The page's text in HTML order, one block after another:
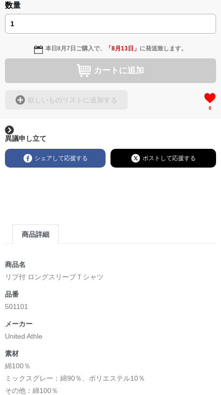
数量
本日8月7日 ご購入で、 「8月13日 」 に発送致します。
カートに追加
欲しいものリストに追加する
0
異議申し立て
シェアして応援する ポストして応援する
商品詳細
商品名
リブ付 ロングスリーブＴシャツ
品番
501101
メーカー
United Athle
素材
綿100％
ミックスグレー：綿90％、ポリエステル10％
その他：綿100％